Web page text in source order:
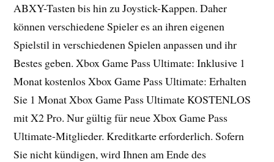
ABXY-Tasten bis hin zu Joystick-Kappen. Daher
können verschiedene Spieler es an ihren eigenen
Spielstil in verschiedenen Spielen anpassen und ihr
Bestes geben. Xbox Game Pass Ultimate: Inklusive 1
Monat kostenlos Xbox Game Pass Ultimate: Erhalten
Sie 1 Monat Xbox Game Pass Ultimate KOSTENLOS
mit X2 Pro. Nur gültig für neue Xbox Game Pass
Ultimate-Mitglieder. Kreditkarte erforderlich. Sofern
Sie nicht kündigen, wird Ihnen am Ende des